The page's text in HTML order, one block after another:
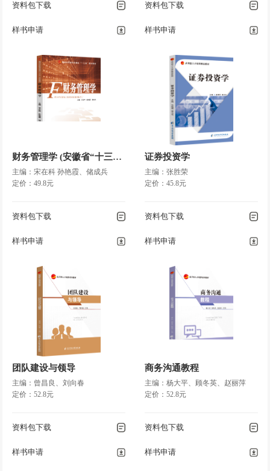
资料包下载
样书申请
资料包下载
样书申请
财务管理学 (安徽省“十三五”国家规划教材)
主编：宋在科 孙艳霞、储成兵
定价：49.8元
资料包下载
样书申请
证券投资学
主编：张胜荣
定价：45.8元
资料包下载
样书申请
团队建设与领导
主编：曾昌良、刘向春
定价：52.8元
资料包下载
样书申请
商务沟通教程
主编：杨大平、顾冬英、赵丽萍
定价：52.8元
资料包下载
样书申请